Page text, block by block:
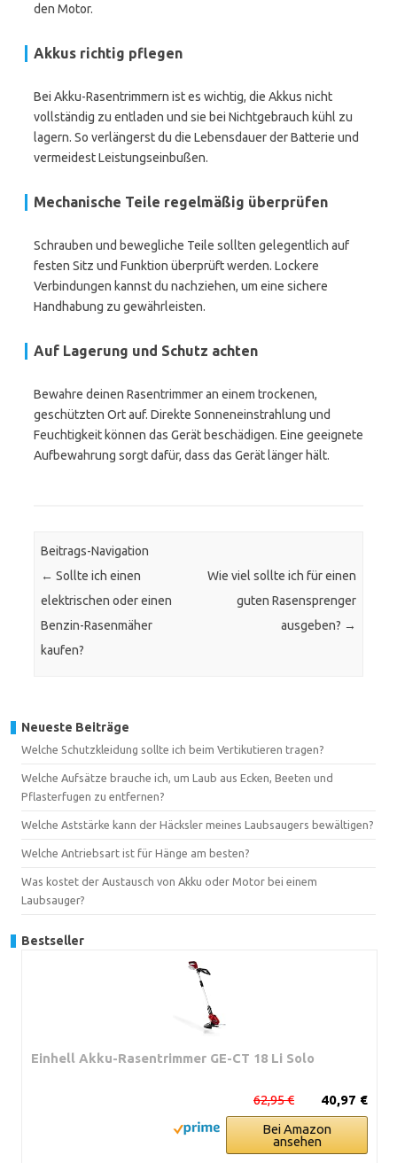
den Motor.
Akkus richtig pflegen
Bei Akku-Rasentrimmern ist es wichtig, die Akkus nicht
vollständig zu entladen und sie bei Nichtgebrauch kühl zu
lagern. So verlängerst du die Lebensdauer der Batterie und
vermeidest Leistungseinbußen.
Mechanische Teile regelmäßig überprüfen
Schrauben und bewegliche Teile sollten gelegentlich auf
festen Sitz und Funktion überprüft werden. Lockere
Verbindungen kannst du nachziehen, um eine sichere
Handhabung zu gewährleisten.
Auf Lagerung und Schutz achten
Bewahre deinen Rasentrimmer an einem trockenen,
geschützten Ort auf. Direkte Sonneneinstrahlung und
Feuchtigkeit können das Gerät beschädigen. Eine geeignete
Aufbewahrung sorgt dafür, dass das Gerät länger hält.
Beitrags-Navigation
← Sollte ich einen
elektrischen oder einen
Benzin-Rasenmäher
kaufen?
Wie viel sollte ich für einen
guten Rasensprenger
ausgeben? →
Neueste Beiträge
Welche Schutzkleidung sollte ich beim Vertikutieren tragen?
Welche Aufsätze brauche ich, um Laub aus Ecken, Beeten und
Pflasterfugen zu entfernen?
Welche Aststärke kann der Häcksler meines Laubsaugers bewältigen?
Welche Antriebsart ist für Hänge am besten?
Was kostet der Austausch von Akku oder Motor bei einem
Laubsauger?
Bestseller
Einhell Akku-Rasentrimmer GE-CT 18 Li Solo
40,97 €
62,95 €
Bei Amazon
ansehen